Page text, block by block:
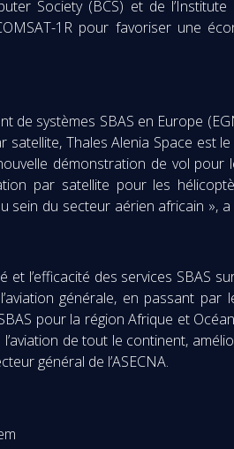
Society (BCS) et de
1R pour favoriser une
de systèmes SBAS en Europe
Thales Alenia Space est
démonstration de vol pour
par satellite pour les
sein du secteur aérien africain
et l’efficacité des services
générale, en passant
pour la région Afrique et
de tout le continent,
général de l’ASECNA.